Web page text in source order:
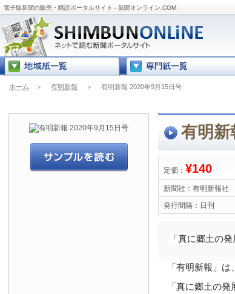
電子版新聞の販売・購読ポータルサイト - 新聞オンライン.COM
ホーム ＞ 有明新報 ＞ 有明新報 2020年9月15日号
有明新
定価： ¥140
新聞社： 有明新報社
発行間隔： 日刊
「真に郷土の
「有明新報」は
「真に郷土の発